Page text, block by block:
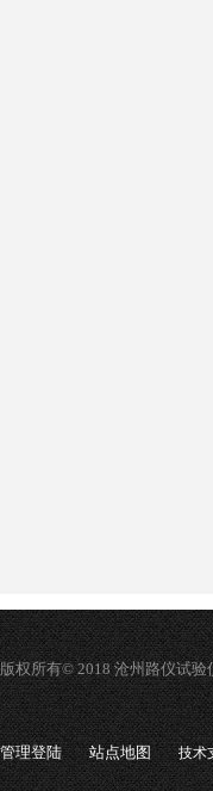
版权所有© 2018 沧州路仪试验
管理登陆 站点地图 技术